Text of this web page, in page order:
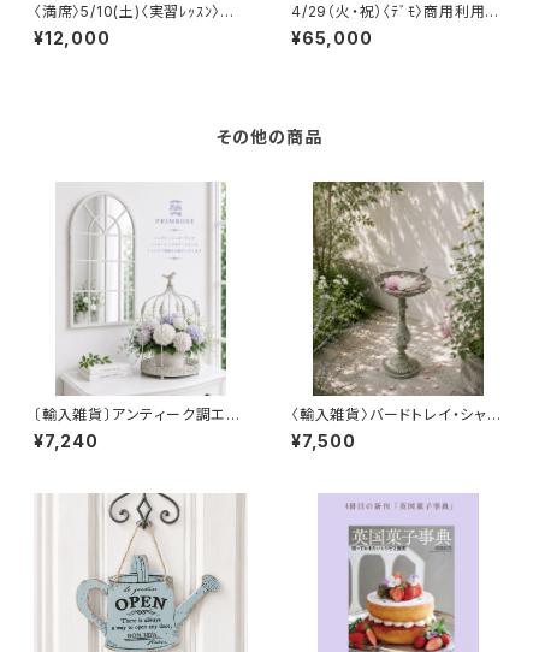
〈満席〉5/10(土)〈実習ﾚｯｽﾝ〉英
国伝統菓子ﾒｲﾄﾞｵﾌﾞｵﾅｰとﾗﾌﾊﾟﾌ
ﾍﾟｲｽﾄﾘｰ
¥12,000
4/29（火・祝）〈ﾃﾞﾓ〉商用利用
可 ﾌﾟﾛﾌｪｯｼｮﾅﾙｸﾗｽ「ウェール
ズの郷土菓子＆料理」
¥65,000
その他の商品
〔輸入雑貨〕アンティーク調エレ
ガント・バードケージ
¥7,240
〈輸入雑貨〉バードトレイ・シャビ
ースタイル
¥7,500